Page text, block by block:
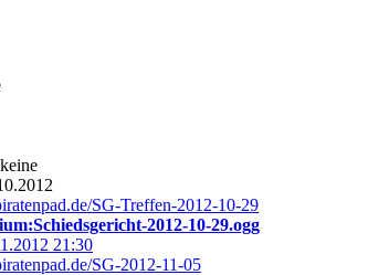
keine
SG-Treffen-2012-10-29
2012-10-29.ogg
21:30
SG-2012-11-05